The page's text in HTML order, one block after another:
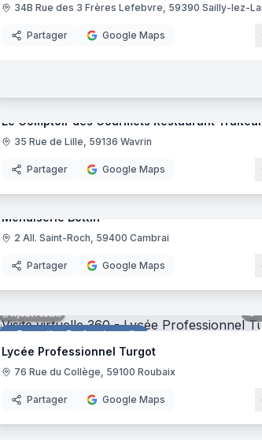
Fleuriste
Partager Google Maps
Restaurant
Le Comptoir des Gourmets Restaurant Traiteur
35 Rue de Lille, 59136 Wavrin
Partager Google Maps
Menuisier
Menuiserie Bottin
2 All. Saint-Roch, 59400 Cambrai
Partager Google Maps
Formation Professionnelle
Ajout récent
Lycée Professionnel Turgot
76 Rue du Collège, 59100 Roubaix
Partager Google Maps